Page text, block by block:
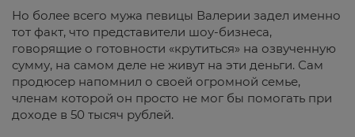
Но более всего мужа певицы Валерии задел именно
тот факт, что представители шоу-бизнеса,
говорящие о готовности «крутиться» на озвученную
сумму, на самом деле не живут на эти деньги. Сам
продюсер напомнил о своей огромной семье,
членам которой он просто не мог бы помогать при
доходе в 50 тысяч рублей.